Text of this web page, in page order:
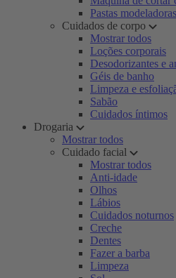
Pastas modeladoras
Cuidados de corpo
Mostrar todos
Loções corporais
Desodorizantes e
Géis de banho
Limpeza e
Sabão
Cuidados íntimos
Drogaria
Mostrar todos
Cuidado facial
Mostrar todos
Anti-idade
Olhos
Lábios
Cuidados noturnos
Creche
Dentes
Fazer a barba
Limpeza